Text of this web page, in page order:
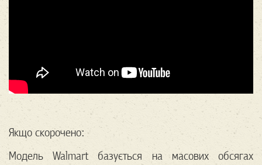
Якщо скорочено:
Модель Walmart базується на масових обсягах